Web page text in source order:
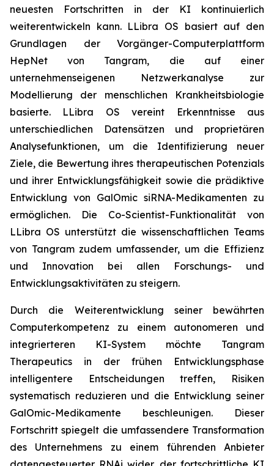
neuesten Fortschritten in der KI kontinuierlich
weiterentwickeln kann. LLibra OS basiert auf den
Grundlagen der Vorgänger-Computerplattform
HepNet von Tangram, die auf einer
unternehmenseigenen Netzwerkanalyse zur
Modellierung der menschlichen Krankheitsbiologie
basierte. LLibra OS vereint Erkenntnisse aus
unterschiedlichen Datensätzen und proprietären
Analysefunktionen, um die Identifizierung neuer
Ziele, die Bewertung ihres therapeutischen Potenzials
und ihrer Entwicklungsfähigkeit sowie die prädiktive
Entwicklung von GalOmic siRNA-Medikamenten zu
ermöglichen. Die Co-Scientist-Funktionalität von
LLibra OS unterstützt die wissenschaftlichen Teams
von Tangram zudem umfassender, um die Effizienz
und Innovation bei allen Forschungs- und
Entwicklungsaktivitäten zu steigern.
Durch die Weiterentwicklung seiner bewährten
Computerkompetenz zu einem autonomeren und
integrierteren KI-System möchte Tangram
Therapeutics in der frühen Entwicklungsphase
intelligentere Entscheidungen treffen, Risiken
systematisch reduzieren und die Entwicklung seiner
GalOmic-Medikamente beschleunigen. Dieser
Fortschritt spiegelt die umfassendere Transformation
des Unternehmens zu einem führenden Anbieter